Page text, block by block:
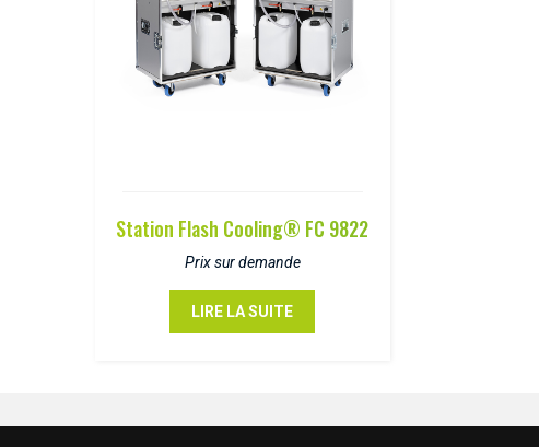
Station Flash Cooling® FC 9822
Prix sur demande
LIRE LA SUITE